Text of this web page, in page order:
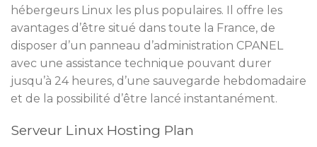
hébergeurs Linux les plus populaires. Il offre les
avantages d’être situé dans toute la France, de
disposer d’un panneau d’administration CPANEL
avec une assistance technique pouvant durer
jusqu’à 24 heures, d’une sauvegarde hebdomadaire
et de la possibilité d’être lancé instantanément.
Serveur Linux Hosting Plan